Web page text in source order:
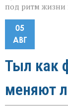
под ритм жизни
05
АВГ
Тыл как
меняют